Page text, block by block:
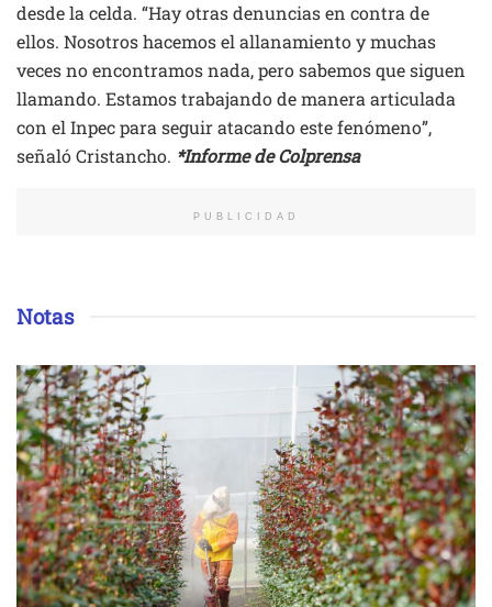
desde la celda. “Hay otras denuncias en contra de
ellos. Nosotros hacemos el allanamiento y muchas
veces no encontramos nada, pero sabemos que siguen
llamando. Estamos trabajando de manera articulada
con el Inpec para seguir atacando este fenómeno”,
señaló Cristancho. *Informe de Colprensa
PUBLICIDAD
Notas